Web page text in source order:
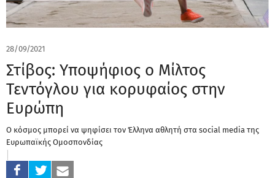
28/09/2021
Στίβος: Υποψήφιος ο Μίλτος
Τεντόγλου για κορυφαίος στην
Ευρώπη
Ο κόσμος μπορεί να ψηφίσει τον Έλληνα αθλητή στα social media της
Ευρωπαϊκής Ομοσπονδίας